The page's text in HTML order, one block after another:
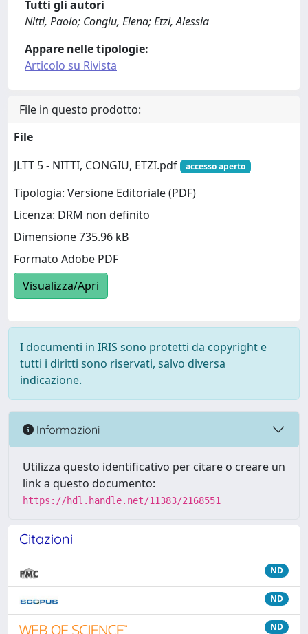
Tutti gli autori
Nitti, Paolo; Congiu, Elena; Etzi, Alessia
Appare nelle tipologie:
Articolo su Rivista
File in questo prodotto:
File
JLTT 5 - NITTI, CONGIU, ETZI.pdf
accesso aperto
Tipologia: Versione Editoriale (PDF)
Licenza: DRM non definito
Dimensione 735.96 kB
Formato Adobe PDF
Visualizza/Apri
I documenti in IRIS sono protetti da copyright e
tutti i diritti sono riservati, salvo diversa
indicazione.
Informazioni
Utilizza questo identificativo per citare o creare un
link a questo documento:
https://hdl.handle.net/11383/2168551
Citazioni
ND
ND
ND